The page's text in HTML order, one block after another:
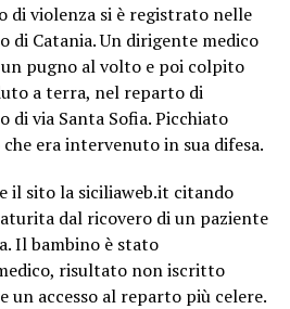
di violenza si è registrato nelle
di Catania. Un dirigente medico
pugno al volto e poi colpito
a terra, nel reparto di
di via Santa Sofia. Picchiato
era intervenuto in sua difesa.
il sito la siciliaweb.it citando
dal ricovero di un paziente
Il bambino è stato
risultato non iscritto
un accesso al reparto più celere.